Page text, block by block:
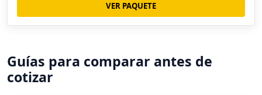
VER PAQUETE
Guías para comparar antes de
cotizar